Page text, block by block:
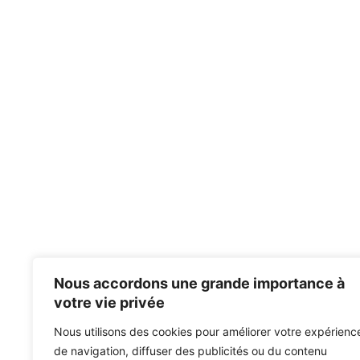
Nous accordons une grande importance à
votre vie privée
Nous utilisons des cookies pour améliorer votre
de navigation, diffuser des publicités ou du contenu